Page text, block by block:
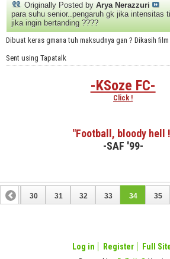
Originally Posted by Arya Nerazzuri
para suhu senior..pengaruh gk jika intensitas
jika ingin bertanding ????
Dibuat keras gmana tuh maksudnya gan ? Dikasih
Sent using Tapatalk
-KSoze FC-
Click !
"Football, bloody hell
-SAF '99-
29 30 31 32 33 34 35
Log in Register Full